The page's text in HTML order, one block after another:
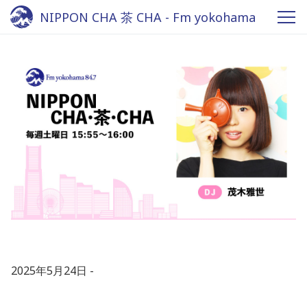
NIPPON CHA 茶 CHA - Fm yokohama
2025年5月24日